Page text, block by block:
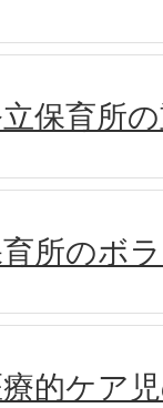
保育所
所のボ
的ケア